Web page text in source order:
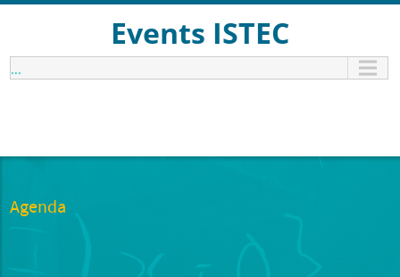
Events ISTEC
...
Agenda